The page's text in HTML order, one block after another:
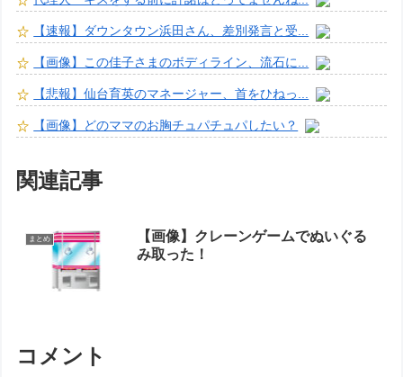
【速報】ダウンタウン浜田さん、差別発言と受...
【画像】この佳子さまのボディライン、流石に...
【悲報】仙台育英のマネージャー、首をひねっ...
【画像】どのママのお胸チュパチュパしたい？
関連記事
まとめ
【画像】クレーンゲームでぬいぐる
み取った！
コメント